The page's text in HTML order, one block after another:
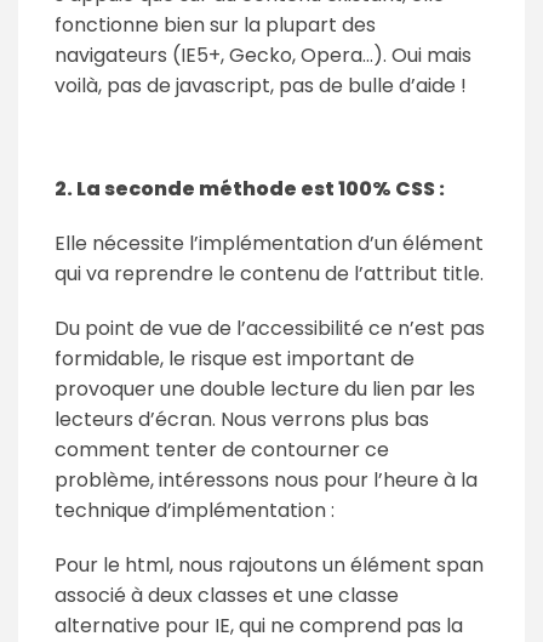
fonctionne bien sur la plupart des
navigateurs (IE5+, Gecko, Opera…). Oui mais
voilà, pas de javascript, pas de bulle d’aide !
2. La seconde méthode est 100% CSS :
Elle nécessite l’implémentation d’un élément
qui va reprendre le contenu de l’attribut title.
Du point de vue de l’accessibilité ce n’est pas
formidable, le risque est important de
provoquer une double lecture du lien par les
lecteurs d’écran. Nous verrons plus bas
comment tenter de contourner ce
problème, intéressons nous pour l’heure à la
technique d’implémentation :
Pour le html, nous rajoutons un élément span
associé à deux classes et une classe
alternative pour IE, qui ne comprend pas la